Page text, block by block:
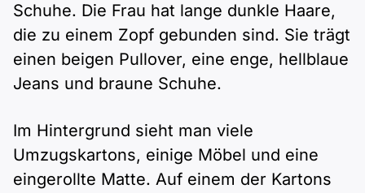
Schuhe. Die Frau hat lange dunkle Haare,
die zu einem Zopf gebunden sind. Sie trägt
einen beigen Pullover, eine enge, hellblaue
Jeans und braune Schuhe.
Im Hintergrund sieht man viele
Umzugskartons, einige Möbel und eine
eingerollte Matte. Auf einem der Kartons